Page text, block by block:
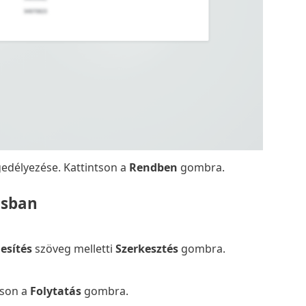
Kattintson a Rendben gombra.
szöveg melletti Szerkesztésgombra.
a Folytatásgombra.